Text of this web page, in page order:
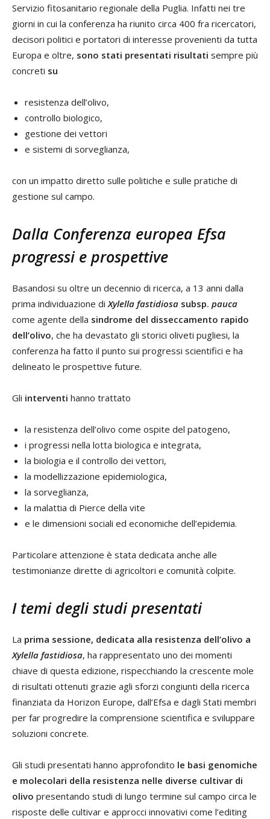
Servizio fitosanitario regionale della Puglia. Infatti nei tre
giorni in cui la conferenza ha riunito circa 400 fra ricercatori,
decisori politici e portatori di interesse provenienti da tutta
Europa e oltre, sono stati presentati risultati sempre più
concreti su
resistenza dell’olivo,
controllo biologico,
gestione dei vettori
e sistemi di sorveglianza,
con un impatto diretto sulle politiche e sulle pratiche di
gestione sul campo.
Dalla Conferenza europea Efsa
progressi e prospettive
Basandosi su oltre un decennio di ricerca, a 13 anni dalla
prima individuazione diXylella fastidiosa subsp. pauca
come agente della sindrome del disseccamento rapido
dell’olivo, che ha devastato gli storici oliveti pugliesi, la
conferenza ha fatto il punto sui progressi scientifici e ha
delineato le prospettive future.
Gli interventi hanno trattato
la resistenza dell’olivo come ospite del patogeno,
i progressi nella lotta biologica e integrata,
la biologia e il controllo dei vettori,
la modellizzazione epidemiologica,
la sorveglianza,
la malattia di Pierce della vite
e le dimensioni sociali ed economiche dell’epidemia.
Particolare attenzione è stata dedicata anche alle
testimonianze dirette di agricoltori e comunità colpite.
I temi degli studi presentati
La prima sessione, dedicata alla resistenza dell’olivo a
Xylella fastidiosa, ha rappresentato uno dei momenti
chiave di questa edizione, rispecchiando la crescente mole
di risultati ottenuti grazie agli sforzi congiunti della ricerca
finanziata da Horizon Europe, dall’Efsa e dagli Stati membri
per far progredire la comprensione scientifica e sviluppare
soluzioni concrete.
Gli studi presentati hanno approfondito le basi genomiche
e molecolari della resistenza nelle diverse cultivar di
olivo presentando studi di lungo termine sul campo circa le
risposte delle cultivar e approcci innovativi come l’editing